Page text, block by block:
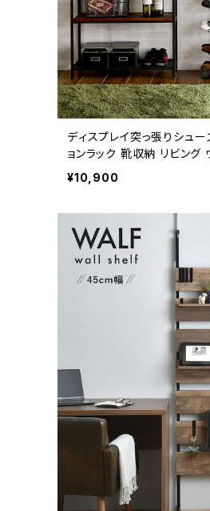
ディスプレイ突っ張りシュ
ョンラック 靴収納 リビング
イル 新生活 模様替え
¥10,900